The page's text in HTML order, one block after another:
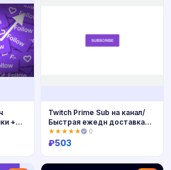
+
Twitch Prime Sub на канал/
Быстрая ежедн доставка
PayPal
★★★★★ 0
₽503